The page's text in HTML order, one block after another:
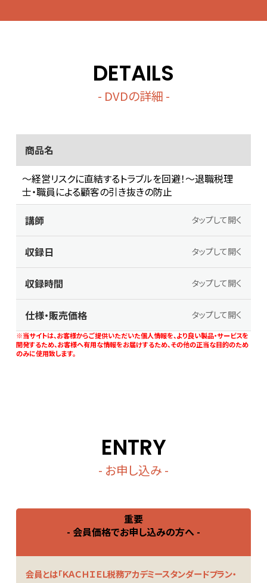
DETAILS
- DVDの詳細 -
商品名
～経営リスクに直結するトラブルを回避！～退職税理
士・職員による顧客の引き抜きの防止
講師
タップして開く
収録日 タップして開く
収録時間 タップして開く
仕様・販売価格 タップして開く
※当サイトは、お客様からご提供いただいた個人情報を、より良い製品・サービスを
開発するため、お客様へ有用な情報をお届けするため、その他の正当な目的のため
のみに使用致します。
ENTRY
- お申し込み -
重要
- 会員価格でお申し込みの方へ -
会員とは「ＫＡＣＨＩＥＬ税務アカデミースタンダードプラン・